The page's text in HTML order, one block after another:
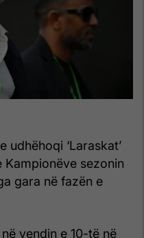
udhëhoqi ‘Laraskat’
Kampionëve sezonin
gara në fazën e
vendin e 10-të në